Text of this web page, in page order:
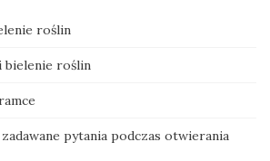
roślin
bielenie roślin
pytania podczas otwierania